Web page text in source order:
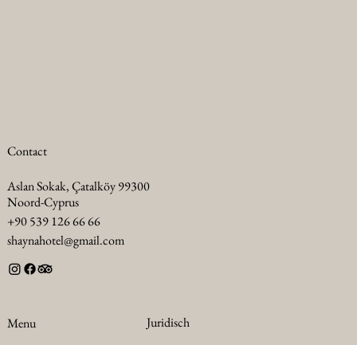
Contact
Aslan Sokak, Çatalköy 99300
Noord-Cyprus
+90 539 126 66 66
shaynahotel@gmail.com
Menu Juridisch